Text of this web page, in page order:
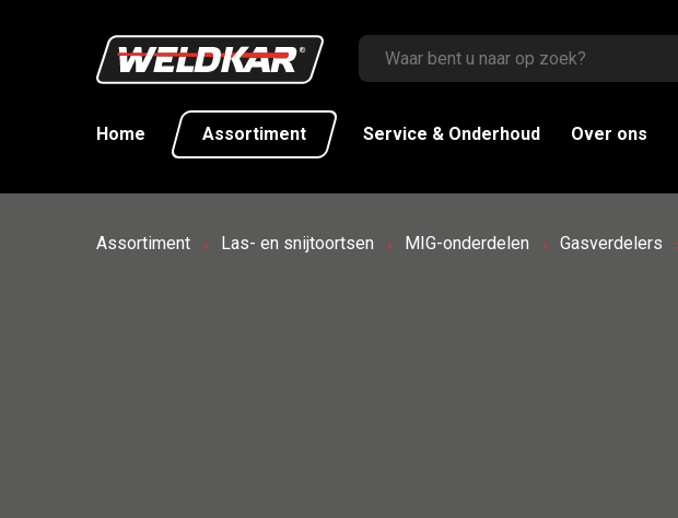
Home Assortiment Service & Onderhoud Over ons
Assortiment Las- en snijtoortsen MIG-onderdelen Gasverdelers